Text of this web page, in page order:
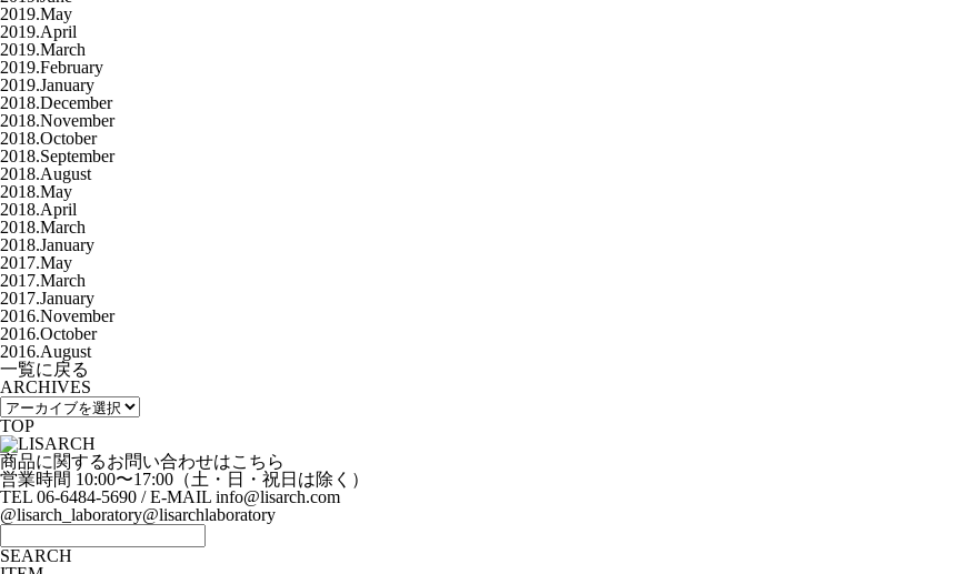
2019.May
2019.April
2019.March
2019.February
2019.January
2018.December
2018.November
2018.October
2018.September
2018.August
2018.May
2018.April
2018.March
2018.January
2017.May
2017.March
2017.January
2016.November
2016.October
2016.August
一覧に戻る
ARCHIVES
TOP
商品に関するお問い合わせはこちら
営業時間 10:00〜17:00（土・日・祝日は除く）
TEL 06-6484-5690 / E-MAIL info@lisarch.com
@lisarch_laboratory@lisarchlaboratory
SEARCH